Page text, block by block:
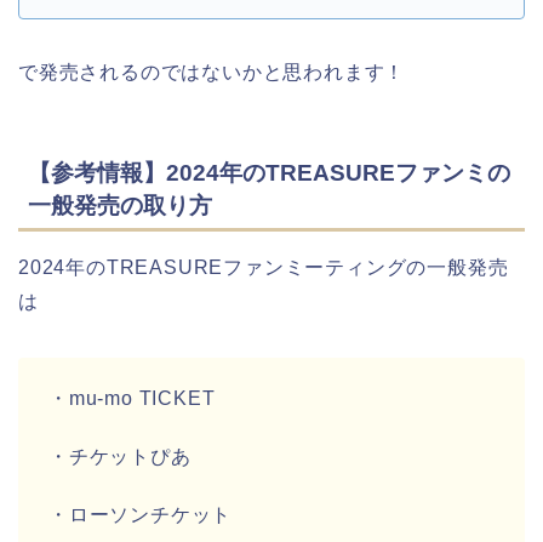
で発売されるのではないかと思われます！
【参考情報】2024年のTREASUREファンミの
一般発売の取り方
2024年のTREASUREファンミーティングの一般発売
は
・mu-mo TICKET
・チケットぴあ
・ローソンチケット